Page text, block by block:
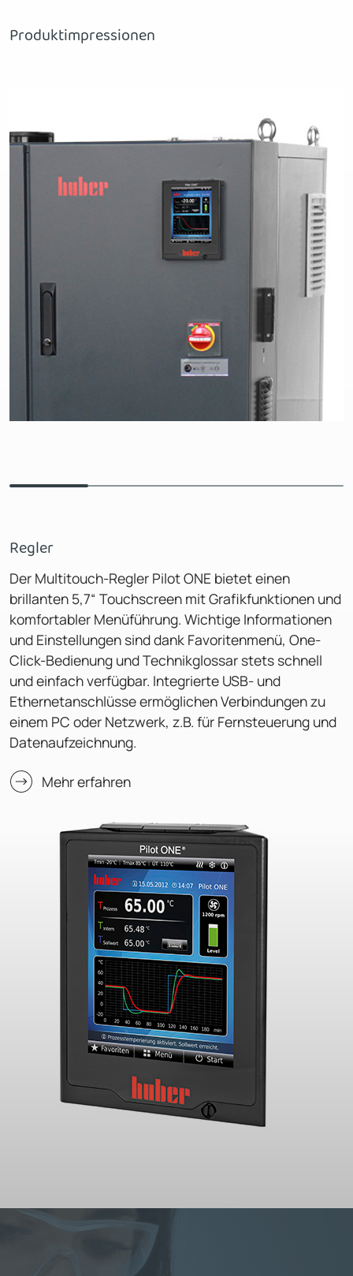
Produktimpressionen
Regler
Der Multitouch-Regler Pilot ONE bietet einen
brillanten 5,7“ Touchscreen mit Grafikfunktionen und
komfortabler Menüführung. Wichtige Informationen
und Einstellungen sind dank Favoritenmenü, One-
Click-Bedienung und Technikglossar stets schnell
und einfach verfügbar. Integrierte USB- und
Ethernetanschlüsse ermöglichen Verbindungen zu
einem PC oder Netzwerk, z.B. für Fernsteuerung und
Datenaufzeichnung.
Mehr erfahren